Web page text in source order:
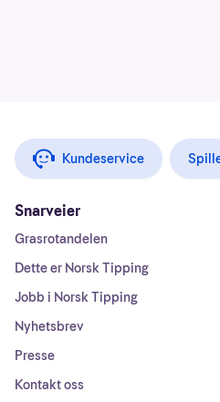
Kundeservice
Snarveier
Grasrotandelen
Dette er Norsk Tipping
Jobb i Norsk Tipping
Nyhetsbrev
Presse
Kontakt oss